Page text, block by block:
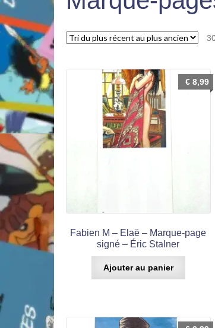
Fabien M – Elaë – Marque-page
signé – Éric Stalner
€8,99
Ajouter au panier